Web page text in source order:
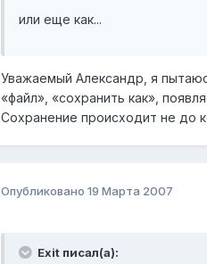
или еще как...
Уважаемый Александр, я
«файл», «сохранить как»,
Сохранение происходит не до
Опубликовано 19 Марта 2007
Exit писал(а):